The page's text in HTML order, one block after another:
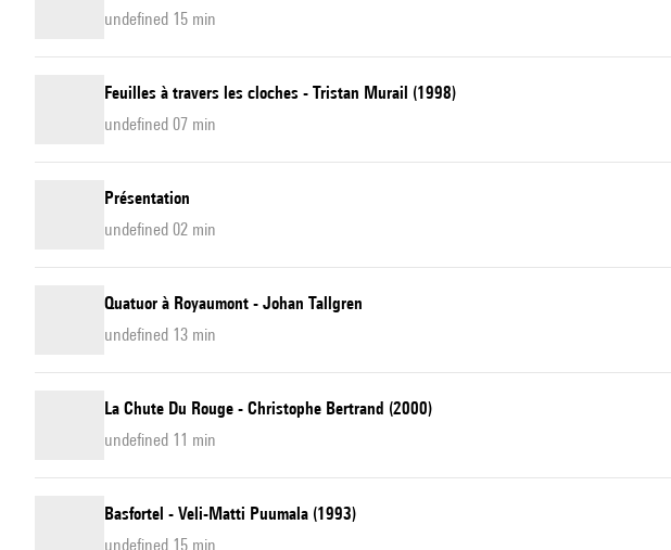
undefined 15 min
Feuilles à travers les cloches - Tristan Murail (1998)
undefined 07 min
Présentation
undefined 02 min
Quatuor à Royaumont - Johan Tallgren
undefined 13 min
La Chute Du Rouge - Christophe Bertrand (2000)
undefined 11 min
Basfortel - Veli-Matti Puumala (1993)
undefined 15 min